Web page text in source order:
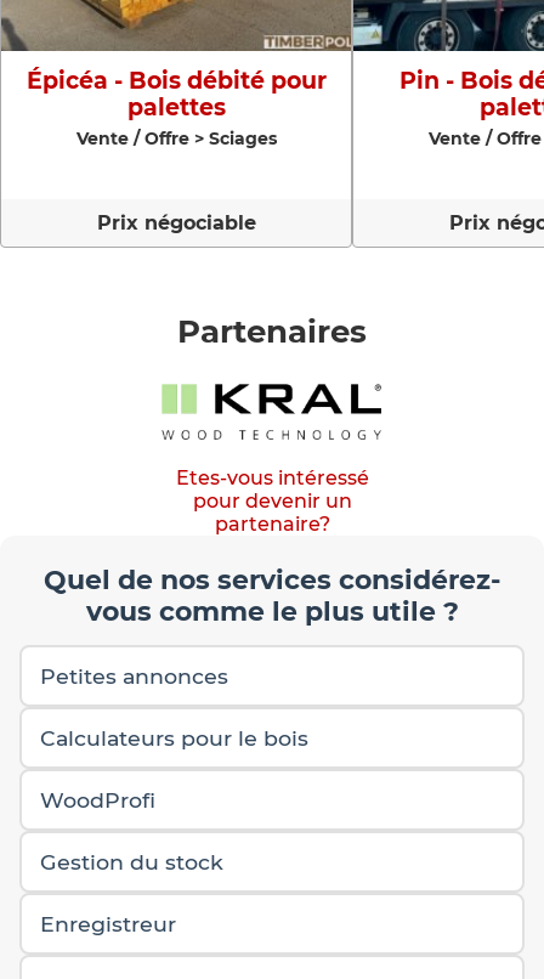
Épicéa - Bois débité pour
palettes
Vente / Offre > Sciages
Prix négociable
Pin - Bois
Vente / Offre
Prix
Partenaires
Etes-vous intéressé
pour devenir un
partenaire?
Quel de nos services considérez-
vous comme le plus utile ?
Petites annonces
Calculateurs pour le bois
WoodProfi
Gestion du stock
Enregistreur